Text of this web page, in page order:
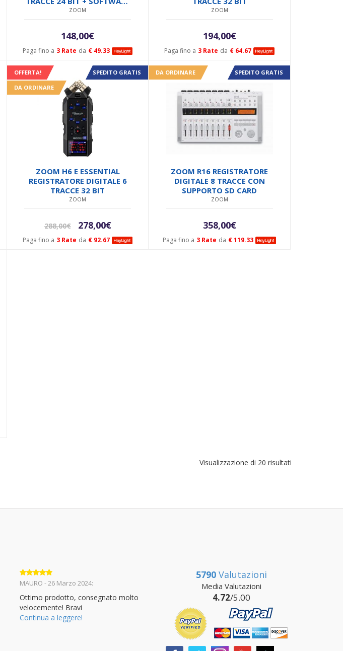
Paga fino a 3 Rate da € 49.33
STEINBERG WAVELAB + SD
ZOOM
148,00€
Paga fino a 3 Rate da € 64.67
ZOOM
194,00€
OFFERTA!
DA ORDINARE
SPEDITO GRATIS
Paga fino a 3 Rate da € 92.67
ZOOM H6 E ESSENTIAL
REGISTRATORE DIGITALE 6
TRACCE 32 BIT
ZOOM
288,00€
Il
originale
278,00€Il
attuale
DA ORDINARE SPEDITO GRATIS
Paga fino a 3 Rate da € 119.33
ZOOM R16 REGISTRATORE
DIGITALE 8 TRACCE CON
SUPPORTO SD CARD
ZOOM
358,00€
Visualizzazione di 20 risultati
Valutato5
MAURO - 26 Marzo 2024:
Ottimo prodotto, consegnato molto
velocemente! Bravi
Continua a leggere!
5790Valutazioni
Media Valutazioni
4.72/5.00